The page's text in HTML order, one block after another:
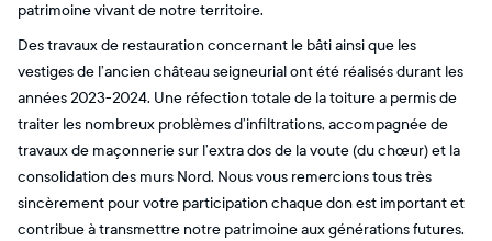
patrimoine vivant de notre territoire.
Des travaux de restauration concernant le bâti ainsi que les
vestiges de l’ancien château seigneurial ont été réalisés durant les
années 2023-2024. Une réfection totale de la toiture a permis de
traiter les nombreux problèmes d’infiltrations, accompagnée de
travaux de maçonnerie sur l’extra dos de la voute (du chœur) et la
consolidation des murs Nord. Nous vous remercions tous très
sincèrement pour votre participation chaque don est important et
contribue à transmettre notre patrimoine aux générations futures.